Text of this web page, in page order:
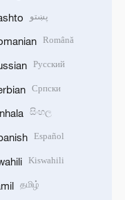
پښتو
Română
Русский
Српски
සිංහල
Español
Kiswahili
தமிழ்